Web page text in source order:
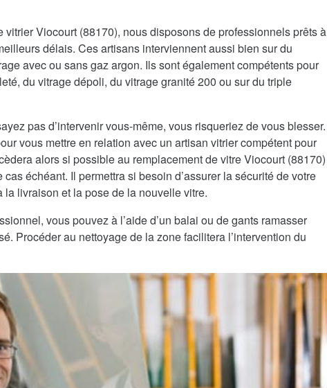
vitrier Viocourt (88170), nous disposons de professionnels prêts à
délais. Ces artisans interviennent aussi bien sur du
avec ou sans gaz argon. Ils sont également compétents pour
du vitrage dépoli, du vitrage granité 200 ou sur du triple
pas d’intervenir vous-même, vous risqueriez de vous blesser.
vous mettre en relation avec un artisan vitrier compétent pour
alors si possible au remplacement de vitre Viocourt (88170)
échéant. Il permettra si besoin d’assurer la sécurité de votre
la livraison et la pose de la nouvelle vitre.
vous pouvez à l’aide d’un balai ou de gants ramasser
Procéder au nettoyage de la zone facilitera l’intervention du